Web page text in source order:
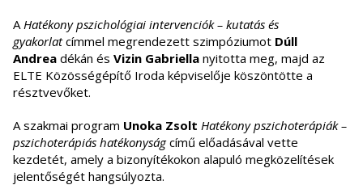
A Hatékony pszichológiai intervenciók – kutatás és
gyakorlatcímmel megrendezett szimpóziumot Dúll
Andrea dékán és Vizin Gabriella nyitotta meg, majd az
ELTE Közösségépítő Iroda képviselője köszöntötte a
résztvevőket.
A szakmai program Unoka Zsolt Hatékony pszichoterápiák –
pszichoterápiás hatékonyságcímű előadásával vette
kezdetét, amely a bizonyítékokon alapuló megközelítések
jelentőségét hangsúlyozta.